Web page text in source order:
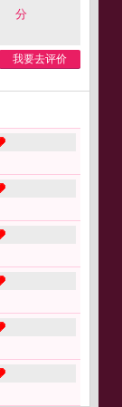
分
我要去评价